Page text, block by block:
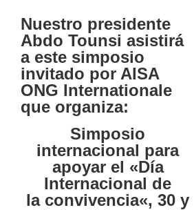
Nuestro presidente
Abdo Tounsi asistirá
a este simposio
invitado por AISA
ONG Internationale
que organiza:
Simposio
internacional para
apoyar el «Día
Internacional de
la convivencia«, 30 y